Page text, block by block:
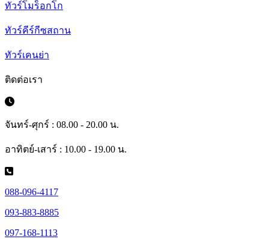
ทัวร์โมร็อกโก
ทัวร์คีร์กีซสถาน
ทัวร์เคนย่า
ติดต่อเรา
จันทร์-ศุกร์ : 08.00 - 20.00 น.
อาทิตย์-เสาร์ : 10.00 - 19.00 น.
088-096-4117
093-883-8885
097-168-1113